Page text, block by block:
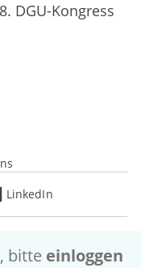
DGU-Kongress
LinkedIn
bitte einloggen